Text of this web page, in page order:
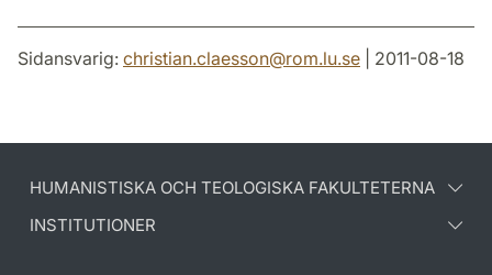
Sidansvarig: christian.claesson@rom.lu.se | 2011-08-18
HUMANISTISKA OCH TEOLOGISKA FAKULTETERNA
INSTITUTIONER